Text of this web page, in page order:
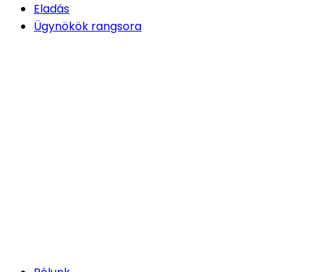
Eladás
Ügynökök rangsora